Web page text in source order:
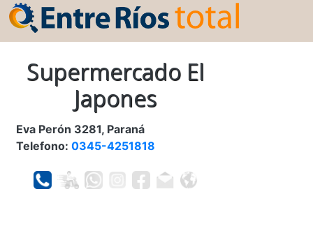
Supermercado El
Japones
Eva Perón 3281, Paraná
Telefono: 0345-4251818